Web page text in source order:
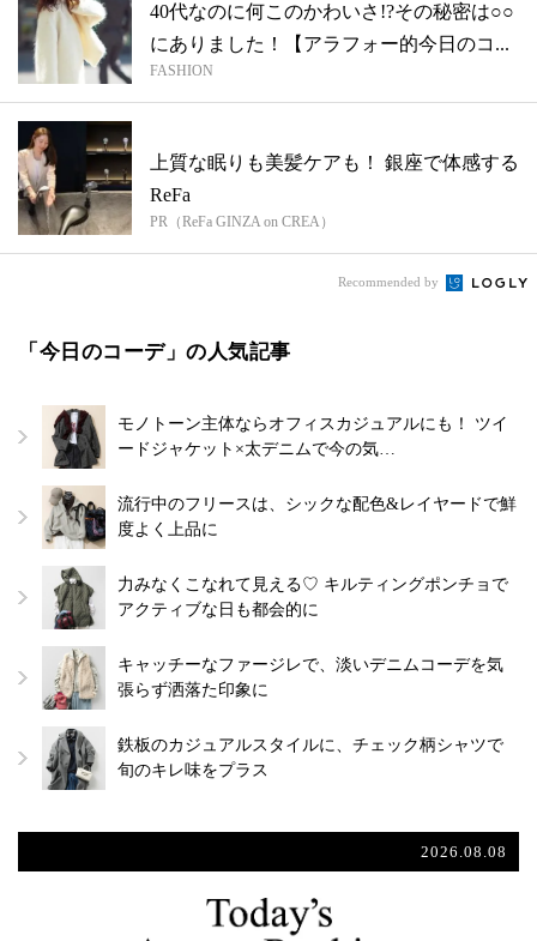
40代なのに何このかわいさ!?その秘密は○○
にありました！【アラフォー的今日のコ...
FASHION
上質な眠りも美髪ケアも！ 銀座で体感する
ReFa
PR（ReFa GINZA on CREA）
Recommended by
「今日のコーデ」の人気記事
モノトーン主体ならオフィスカジュアルにも！ ツイ
ードジャケット×太デニムで今の気…
流行中のフリースは、シックな配色&レイヤードで鮮
度よく上品に
力みなくこなれて見える♡ キルティングポンチョで
アクティブな日も都会的に
キャッチーなファージレで、淡いデニムコーデを気
張らず洒落た印象に
鉄板のカジュアルスタイルに、チェック柄シャツで
旬のキレ味をプラス
2026.08.08